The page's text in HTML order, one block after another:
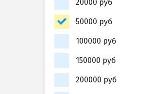
20000 руб
50000 руб
100000 руб
150000 руб
200000 руб